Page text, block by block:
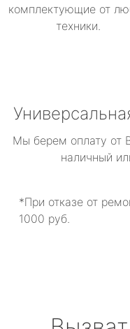
комплектующие от
техники.
Мы берем оплату от
наличный
*При отказе от
1000 руб.